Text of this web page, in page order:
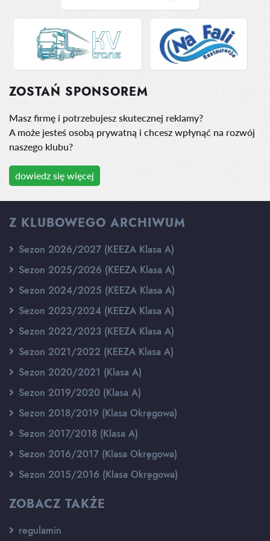
ZOSTAŃ SPONSOREM
Masz firmę i potrzebujesz skutecznej reklamy?
A może jesteś osobą prywatną i chcesz wpłynąć na rozwój
naszego klubu?
dowiedz się więcej
Z KLUBOWEGO ARCHIWUM
Sezon 2026/2027 (KEEZA Klasa A)
Sezon 2025/2026 (KEEZA Klasa A)
Sezon 2024/2025 (KEEZA Klasa A)
Sezon 2023/2024 (KEEZA Klasa A)
Sezon 2022/2023 (KEEZA Klasa A)
Sezon 2021/2022 (KEEZA Klasa A)
Sezon 2020/2021 (Klasa A)
Sezon 2019/2020 (Klasa A)
Sezon 2018/2019 (Klasa Okręgowa)
Sezon 2017/2018 (Klasa A)
Sezon 2016/2017 (Klasa Okręgowa)
Sezon 2015/2016 (Klasa Okręgowa)
ZOBACZ TAKŻE
regulamin